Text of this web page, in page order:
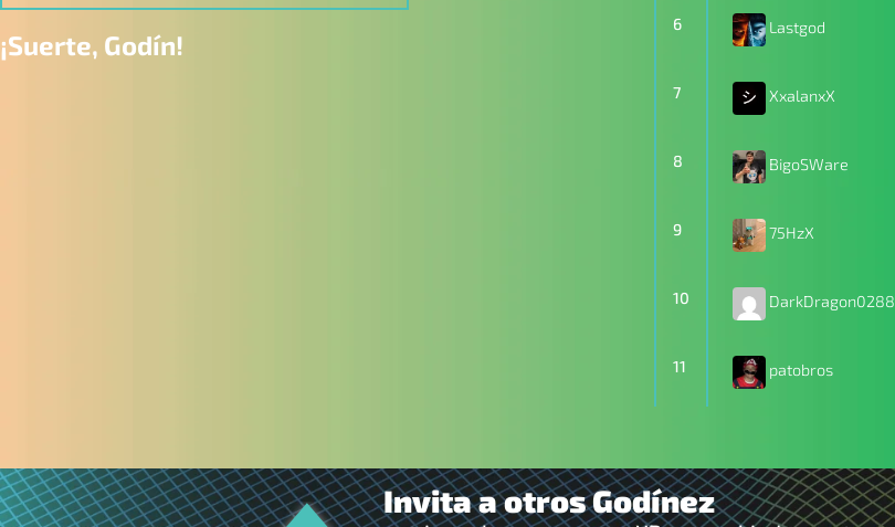
¡Suerte, Godín!
6 Lastgod
7 XxalanxX
8 BigoSWare
9 75HzX
10 DarkDragon0288
11 patobros
Invita a otros Godínez